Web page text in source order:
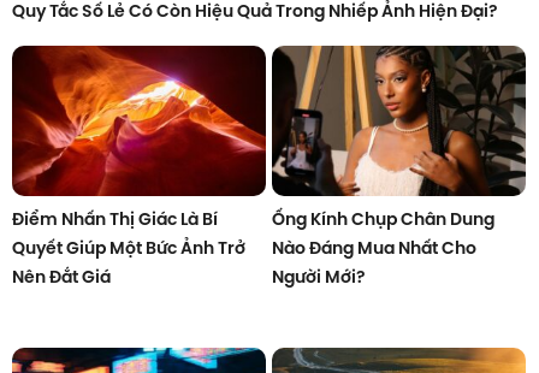
Quy Tắc Số Lẻ Có Còn Hiệu Quả Trong Nhiếp Ảnh Hiện Đại?
Điểm Nhấn Thị Giác Là Bí
Quyết Giúp Một Bức Ảnh Trở
Nên Đắt Giá
Ống Kính Chụp Chân Dung
Nào Đáng Mua Nhất Cho
Người Mới?